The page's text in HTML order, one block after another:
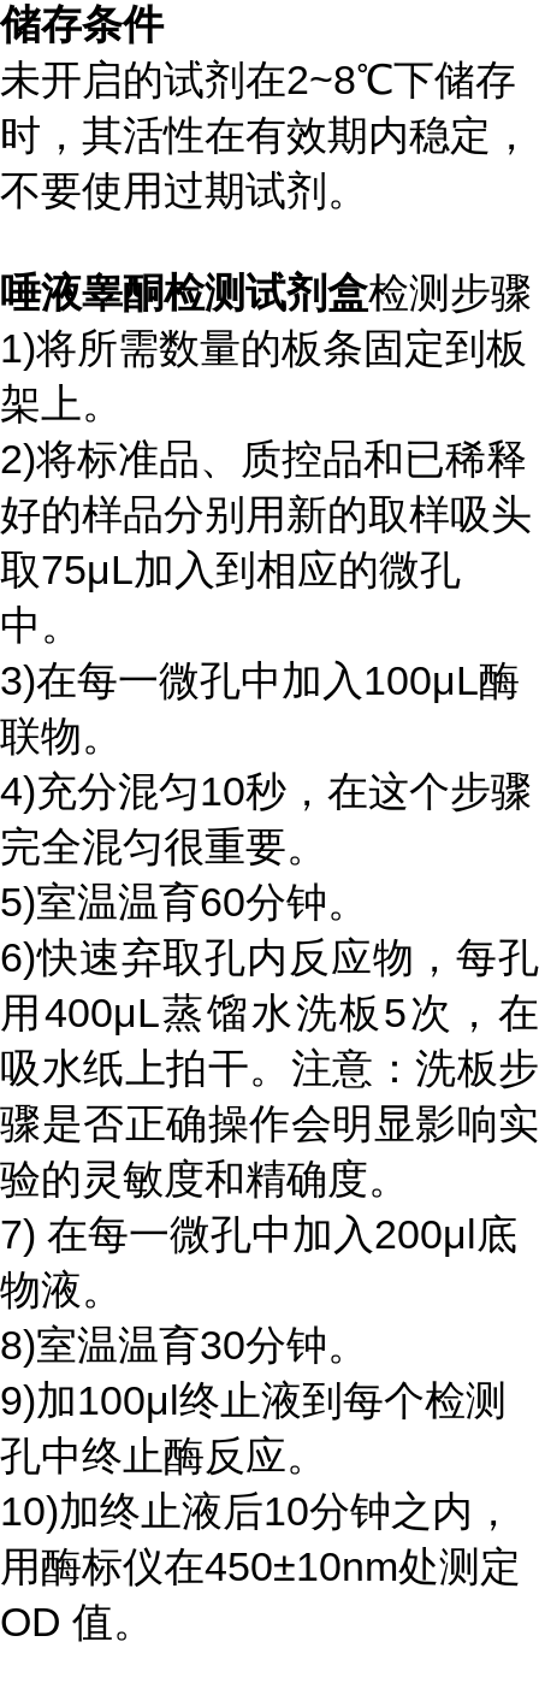
储存条件
未开启的试剂在2~8℃下储存
时，其活性在有效期内稳定，
不要使用过期试剂。
唾液睾酮检测试剂盒检测步骤
1)将所需数量的板条固定到板
架上。
2)将标准品、质控品和已稀释
好的样品分别用新的取样吸头
取75μL加入到相应的微孔
中。
3)在每一微孔中加入100μL酶
联物。
4)充分混匀10秒，在这个步骤
完全混匀很重要。
5)室温温育60分钟。
6)快速弃取孔内反应物，每孔
用400μL蒸馏水洗板5次，在
吸水纸上拍干。注意：洗板步
骤是否正确操作会明显影响实
验的灵敏度和精确度。
7) 在每一微孔中加入200μl底
物液。
8)室温温育30分钟。
9)加100μl终止液到每个检测
孔中终止酶反应。
10)加终止液后10分钟之内，
用酶标仪在450±10nm处测定
OD 值。